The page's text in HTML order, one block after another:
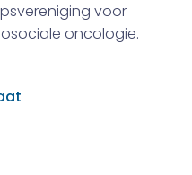
voor
oncologie.